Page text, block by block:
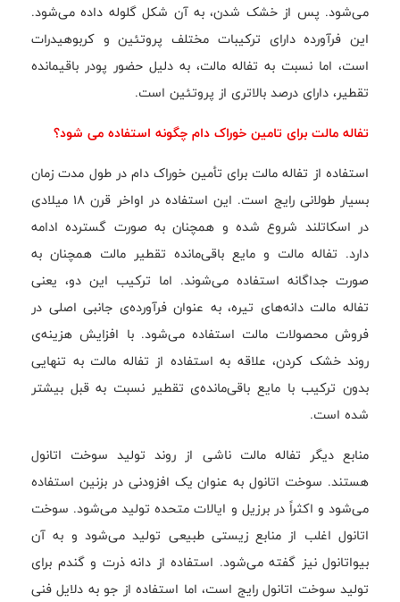
می‌شود. پس از خشک شدن، به آن شکل گلوله داده می‌شود.
این فرآورده دارای ترکیبات مختلف پروتئین و کربوهیدرات
است، اما نسبت به تفاله مالت، به دلیل حضور پودر باقیمانده
تقطیر، دارای درصد بالاتری از پروتئین است.
تفاله مالت برای تامین خوراک دام چگونه استفاده می شود؟
استفاده از تفاله مالت برای تأمین خوراک دام در طول مدت زمان
بسیار طولانی رایج است. این استفاده در اواخر قرن ۱۸ میلادی
در اسکاتلند شروع شده و همچنان به صورت گسترده ادامه
دارد. تفاله مالت و مایع باقی‌مانده تقطیر مالت همچنان به
صورت جداگانه استفاده می‌شوند. اما ترکیب این دو، یعنی
تفاله مالت دانه‌های تیره، به عنوان فرآورده‌ی جانبی اصلی در
فروش محصولات مالت استفاده می‌شود. با افزایش هزینه‌ی
روند خشک کردن، علاقه به استفاده از تفاله مالت به تنهایی
بدون ترکیب با مایع باقی‌مانده‌ی تقطیر نسبت به قبل بیشتر
شده است.
منابع دیگر تفاله مالت ناشی از روند تولید سوخت اتانول
هستند. سوخت اتانول به عنوان یک افزودنی در بزنین استفاده
می‌شود و اکثراً در برزیل و ایالات متحده تولید می‌شود. سوخت
اتانول اغلب از منابع زیستی طبیعی تولید می‌شود و به آن
بیواتانول نیز گفته می‌شود. استفاده از دانه ذرت و گندم برای
تولید سوخت اتانول رایج است، اما استفاده از جو به دلایل فنی